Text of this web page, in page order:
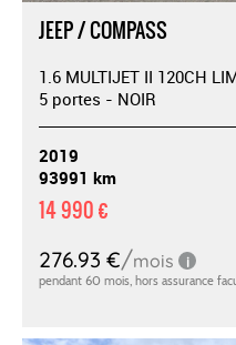
JEEP / COMPASS
1.6 MULTIJET II 120CH
5 portes - NOIR
2019
93991 km
14 990 €